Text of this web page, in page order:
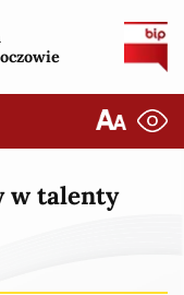
w talenty